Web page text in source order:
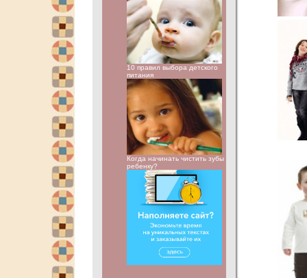
10 правил выбора детского
питания
Когда начинать чистить зубы
ребенку?